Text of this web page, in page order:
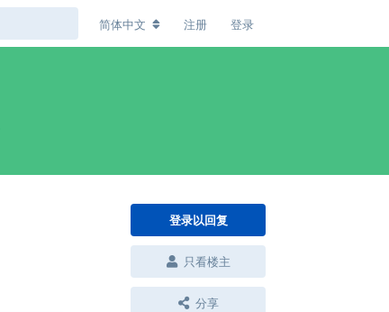
简体中文 注册 登录
登录以回复
只看楼主
分享